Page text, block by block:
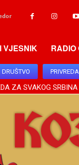
VJESNIK RADIO
DRUŠTVO PRIVREDA
ZA SVAKOG SRBINA
ODNOSI